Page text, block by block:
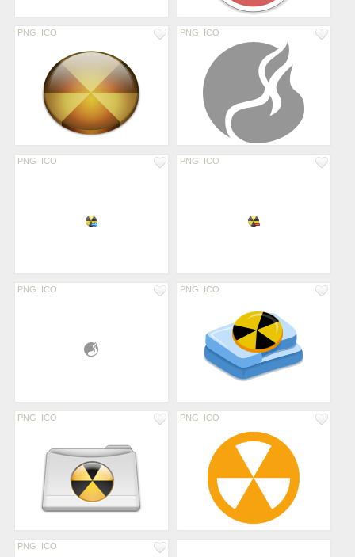
PNG ICO PNG ICO
PNG ICO PNG ICO
PNG ICO PNG ICO
PNG ICO PNG ICO
PNG ICO